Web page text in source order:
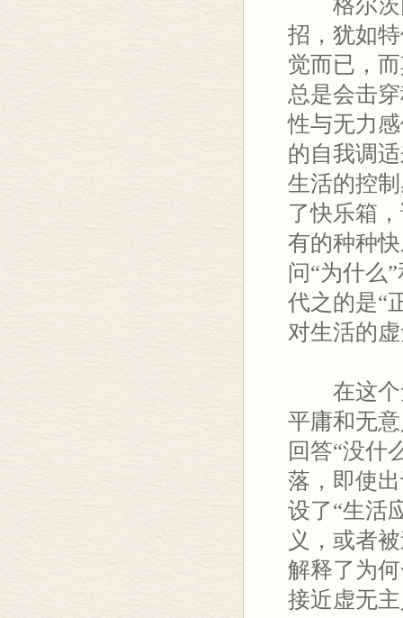
格尔茨同
招，犹如
觉而已，
总是会击
性与无力
的自我调
生活的控
了快乐箱
有的种种
问“为什么
代之的是“
对生活的
在这个无
平庸和无
回答“没什
落，即使
设了“生活
义，或者
解释了为
接近虚无